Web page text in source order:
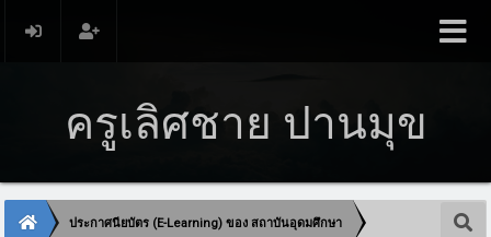
ครูเลิศชาย ปานมุข
ประกาศนียบัตร (E-Learning) ของ สถาบันอุดมศึกษา